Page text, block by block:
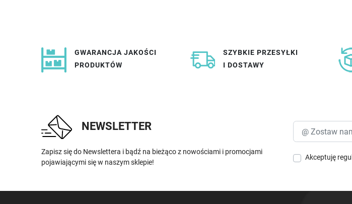
GWARANCJA JAKOŚCI
PRODUKTÓW
SZYBKIE PRZESYŁKI
I DOSTAWY
NEWSLETTER
Zapisz się do Newslettera i bądź na bieżąco z nowościami i promocjami
pojawiającymi się w naszym sklepie!
Akceptuję